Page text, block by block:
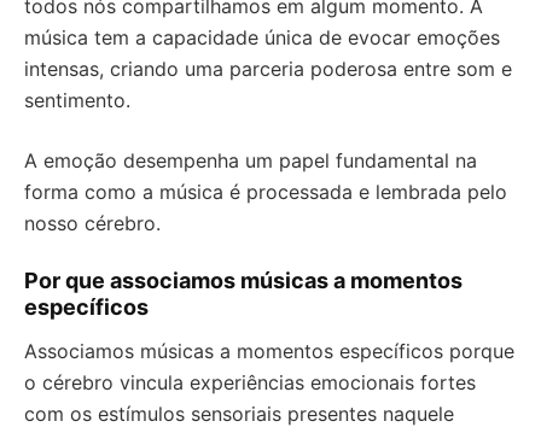
todos nós compartilhamos em algum momento. A
música tem a capacidade única de evocar emoções
intensas, criando uma parceria poderosa entre som e
sentimento.
A emoção desempenha um papel fundamental na
forma como a música é processada e lembrada pelo
nosso cérebro.
Por que associamos músicas a momentos
específicos
Associamos músicas a momentos específicos porque
o cérebro vincula experiências emocionais fortes
com os estímulos sensoriais presentes naquele